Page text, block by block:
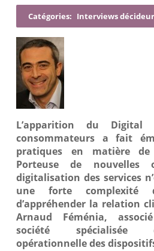
Catégories: Interviews
L’apparition du
consommateurs a fait
pratiques en matière
Porteuse de nouvelles
digitalisation des services
une forte complexité
d’appréhender la relation
Arnaud Féménia,
société spécialisée
opérationnelle des